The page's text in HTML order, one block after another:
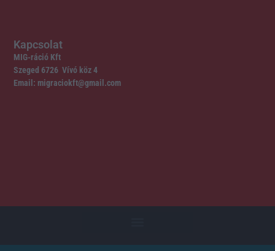
Kapcsolat
MIG-ráció Kft
Szeged 6726 Vívó köz 4
Email: migraciokft@gmail.com